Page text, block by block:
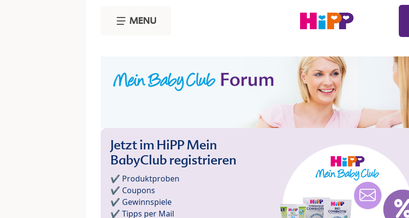
MENU
Jetzt im HiPP Mein
BabyClub registrieren
✔️ Produktproben
✔️ Coupons
✔️ Gewinnspiele
✔️ Tipps per Mail